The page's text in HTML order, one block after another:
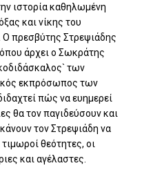
ιστορία καθηλωμένη
και νίκης του
πρεσβύτης Στρεψιάδης
άρχει ο Σωκράτης
των
εκπρόσωπος των
πώς να ευημερεί
θα τον παγιδεύσουν και
τον Στρεψιάδη να
θεότητες, οι
και αγέλαστες.